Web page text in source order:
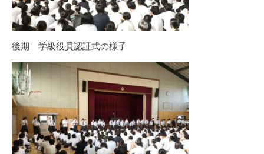
後期 学級役員認証式の様子